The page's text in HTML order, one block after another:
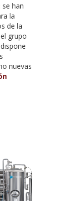
se han
la
de la
grupo
nuevas